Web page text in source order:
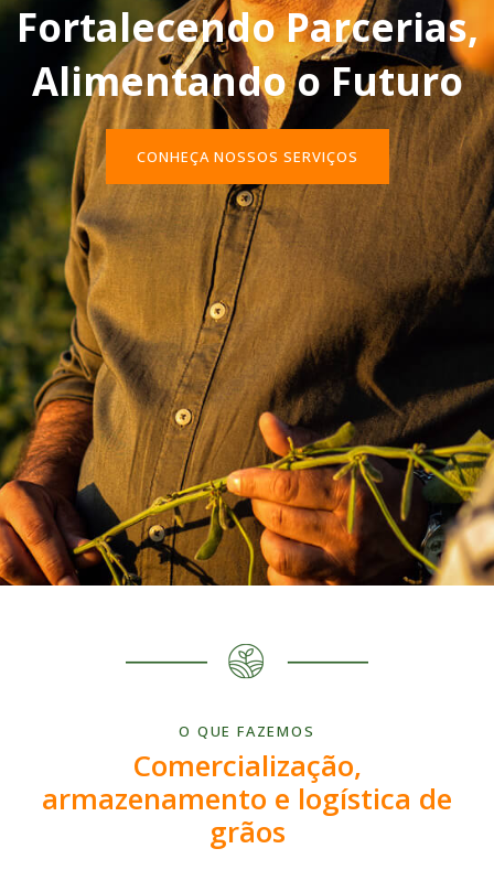
Fortalecendo Parcerias,
Alimentando o Futuro
CONHEÇA NOSSOS SERVIÇOS
O QUE FAZEMOS
Comercialização,
armazenamento e logística de
grãos